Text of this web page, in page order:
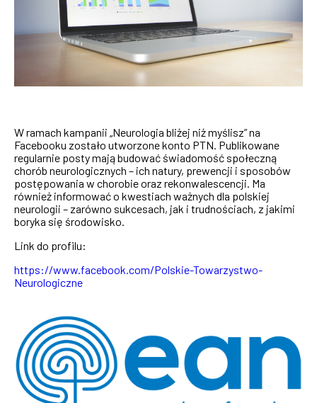
W ramach kampanii „Neurologia bliżej niż myślisz” na
Facebooku zostało utworzone konto PTN. Publikowane
regularnie posty mają budować świadomość społeczną
chorób neurologicznych – ich natury, prewencji i sposobów
postępowania w chorobie oraz rekonwalescencji. Ma
również informować o kwestiach ważnych dla polskiej
neurologii – zarówno sukcesach, jak i trudnościach, z jakimi
boryka się środowisko.
Link do profilu:
https://www.facebook.com/Polskie-Towarzystwo-
Neurologiczne